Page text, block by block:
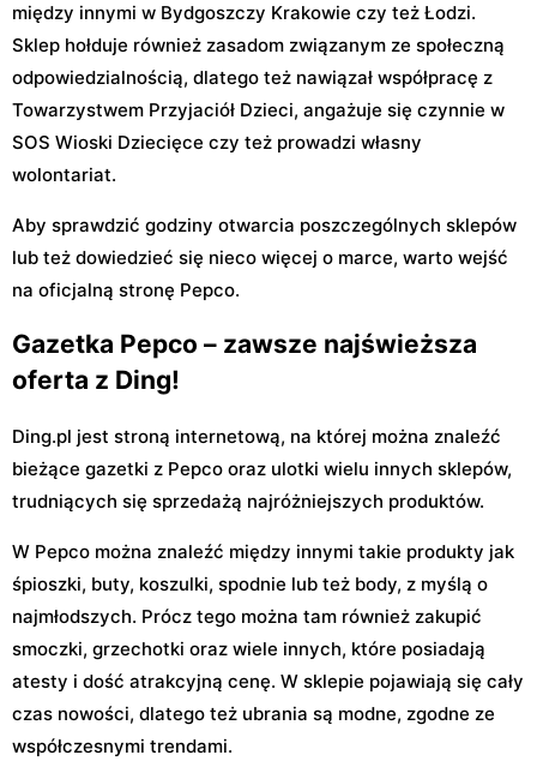
między innymi w Bydgoszczy Krakowie czy też Łodzi.
Sklep hołduje również zasadom związanym ze społeczną
odpowiedzialnością, dlatego też nawiązał współpracę z
Towarzystwem Przyjaciół Dzieci, angażuje się czynnie w
SOS Wioski Dziecięce czy też prowadzi własny
wolontariat.
Aby sprawdzić godziny otwarcia poszczególnych sklepów
lub też dowiedzieć się nieco więcej o marce, warto wejść
na oficjalną stronę Pepco.
Gazetka Pepco – zawsze najświeższa
oferta z Ding!
Ding.pl jest stroną internetową, na której można znaleźć
bieżące gazetki z Pepco oraz ulotki wielu innych sklepów,
trudniących się sprzedażą najróżniejszych produktów.
W Pepco można znaleźć między innymi takie produkty jak
śpioszki, buty, koszulki, spodnie lub też body, z myślą o
najmłodszych. Prócz tego można tam również zakupić
smoczki, grzechotki oraz wiele innych, które posiadają
atesty i dość atrakcyjną cenę. W sklepie pojawiają się cały
czas nowości, dlatego też ubrania są modne, zgodne ze
współczesnymi trendami.